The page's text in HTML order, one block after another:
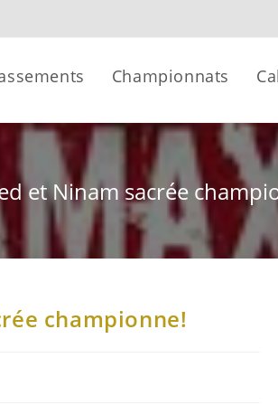
Championnats
et Ninam sacrée
championne!